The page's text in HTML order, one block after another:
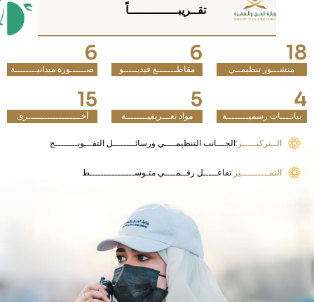
تقــريبــــــــــــــاً
18
منشـــور تنظيمــي
6
مقاطـــــــع فيديـــــو
6
صــــــورة ميدانيــــــــة
4
بيانــــات رسميــــــــة
5
مواد تعـــريفيــــــــة
15
أخـــــــــــــــــــرى
الــتركيـــــز:الجـــانب التنظيمــــي ورسائــــــــل التفـــويــــــــج
التمــــــــــيز:تفاعـــــل رقــمــــي متـوســــــــــــــــط